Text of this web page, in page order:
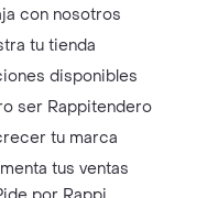
con nosotros
tu tienda
disponibles
ser Rappitendero
tu marca
tus ventas